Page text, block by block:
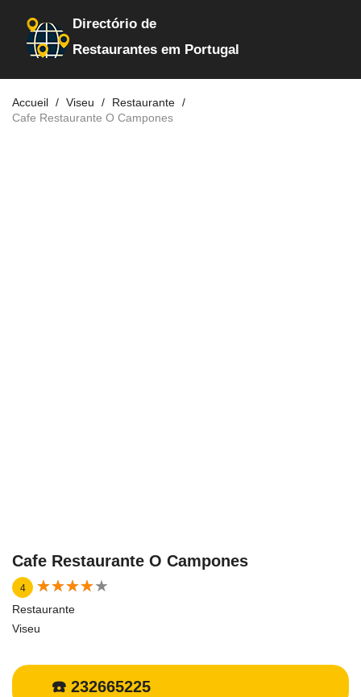
Directório de
Restaurantes em Portugal
Accueil Viseu
Restaurante
Cafe Restaurante O Campones
Cafe Restaurante O Campones
4 ★★★★★
★★★★★
Restaurante
Viseu
☎️ 232665225